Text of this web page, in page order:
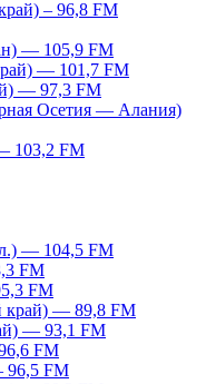
– 96,8 FM
— 105,9 FM
— 101,7 FM
— 97,3 FM
Осетия — Алания)
103,2 FM
— 104,5 FM
FM
FM
край) — 89,8 FM
— 93,1 FM
FM
96,5 FM